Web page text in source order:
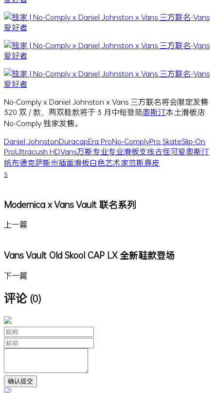
No-Comply x Daniel Johnston x Vans 三方联名将会限定发售
320 双 / 款，两双鞋款将于 3 月中旬登陆奥斯汀本土滑板店
No-Comply 独家发售。
Daniel JohnstonDuracapEra ProNo-ComplyPro SkateSlip-On
ProUltracush HDVans万斯专业专业滑板支线古怪可爱奥斯汀
帆布德克萨斯州插画滑板白色艺术家范斯麂皮
5
Modernica x Vans Vault 联名系列
上一篇
Vans Vault Old Skool CAP LX 全新鞋款登场
下一篇
评论 (0)